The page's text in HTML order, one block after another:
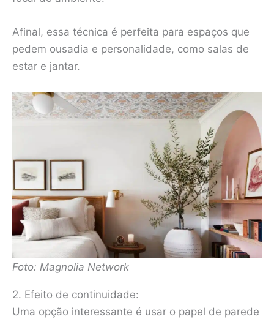
Afinal, essa técnica é perfeita para espaços que
pedem ousadia e personalidade, como salas de
estar e jantar.
Foto: Magnolia Network
2. Efeito de continuidade:
Uma opção interessante é usar o papel de parede